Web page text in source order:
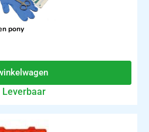
pony
Leverbaar